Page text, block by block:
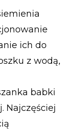
ich do
z wodą,
babki
Najczęściej